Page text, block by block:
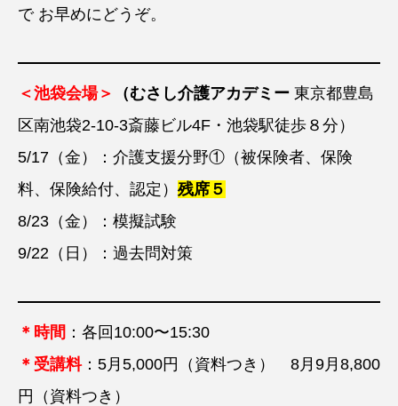
で お早めにどうぞ。
＜池袋会場＞ （むさし介護アカデミー 東京都豊島
区南池袋2-10-3斎藤ビル4F・池袋駅徒歩８分）
5/17（金）：介護支援分野①（被保険者、保険
料、保険給付、認定） 残席５
8/23（金）：模擬試験
9/22（日）：過去問対策
＊時間 ：各回10:00〜15:30
＊受講料：5月5,000円（資料つき） 8月9月8,800
円（資料つき）